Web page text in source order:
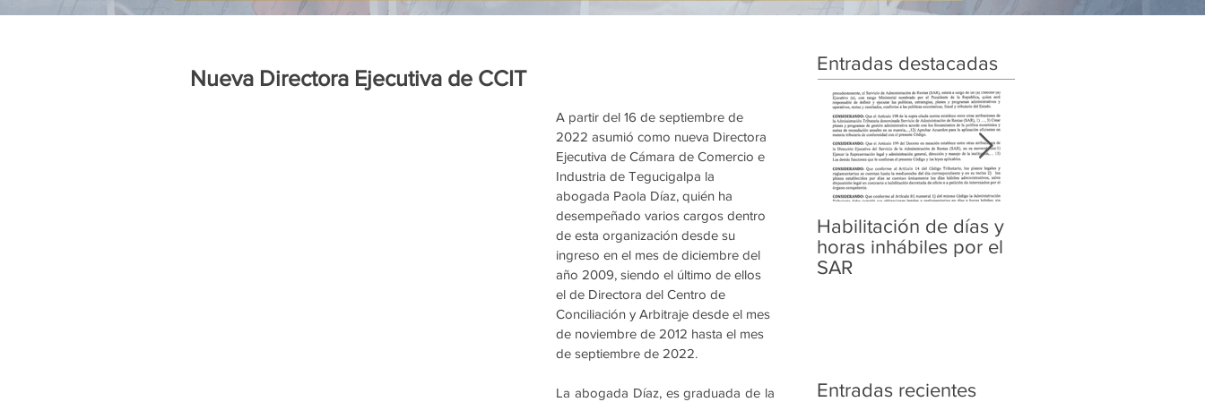
Nueva Directora Ejecutiva de CCIT
A partir del 16 de septiembre de
2022 asumió como nueva Directora
Ejecutiva de Cámara de Comercio e
Industria de Tegucigalpa la
abogada Paola Díaz, quién ha
desempeñado varios cargos dentro
de esta organización desde su
ingreso en el mes de diciembre del
año 2009, siendo el último de ellos
el de Directora del Centro de
Conciliación y Arbitraje desde el mes
de noviembre de 2012 hasta el mes
de septiembre de 2022.
La abogada Díaz, es graduada de la
Entradas destacadas
Habilitación de días y
horas inhábiles por el
SAR
Entradas recientes